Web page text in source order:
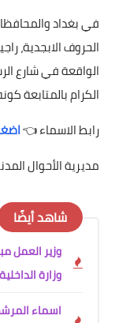
في بغداد
الحروف الابجدية،
الواقعة في شارع
الكرام بالمتابعة
رابط الاسماء 👈
مديرية الأحوال
شاهد أيضًا
وزارة الداخلية
اسماء